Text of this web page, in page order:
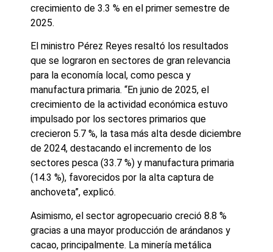
crecimiento de 3.3 % en el primer semestre de
2025.
El ministro Pérez Reyes resaltó los resultados
que se lograron en sectores de gran relevancia
para la economía local, como pesca y
manufactura primaria. “En junio de 2025, el
crecimiento de la actividad económica estuvo
impulsado por los sectores primarios que
crecieron 5.7 %, la tasa más alta desde diciembre
de 2024, destacando el incremento de los
sectores pesca (33.7 %) y manufactura primaria
(14.3 %), favorecidos por la alta captura de
anchoveta”, explicó.
Asimismo, el sector agropecuario creció 8.8 %
gracias a una mayor producción de arándanos y
cacao, principalmente. La minería metálica